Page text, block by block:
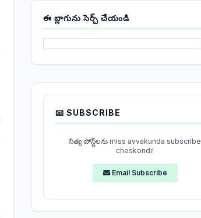
ఈ బ్లాగును సెర్చ్ చేయండి
📧 SUBSCRIBE
నిత్య పోస్ట్‌లను miss avvakunda subscribe
cheskondi!
Email Subscribe